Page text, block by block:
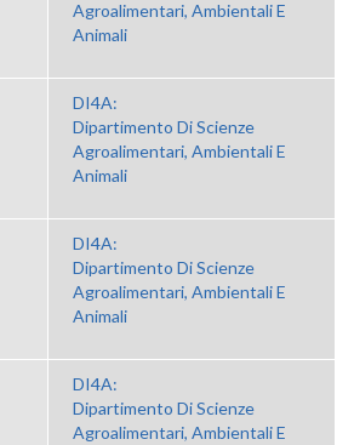
Agroalimentari, Ambientali E
Animali
DI4A:
Dipartimento Di Scienze
Agroalimentari, Ambientali E
Animali
DI4A:
Dipartimento Di Scienze
Agroalimentari, Ambientali E
Animali
DI4A:
Dipartimento Di Scienze
Agroalimentari, Ambientali E